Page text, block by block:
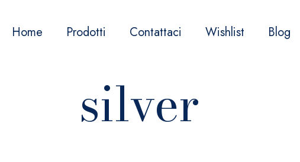
Home Prodotti Contattaci Wishlist Blog
silver